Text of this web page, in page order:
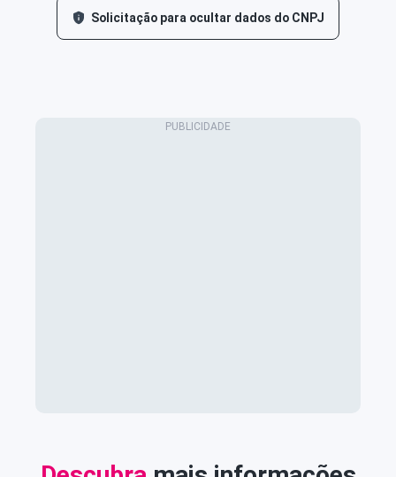
Solicitação para ocultar dados do CNPJ